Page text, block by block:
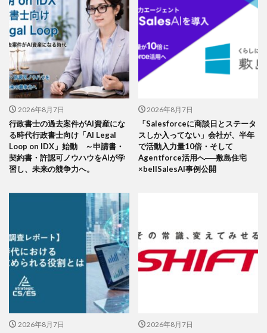
2026年8月7日
行政書士の過去案件がAI資産にな
る時代行政書士向け「AI Legal
Loop on IDX」始動 ～申請書・
契約書・許認可ノウハウをAIが学
習し、未来の競争力へ。
2026年8月7日
「Salesforceに商談日とステータ
スしか入ってない」会社が、半年
で活動入力量10倍・そして
Agentforce活用へ──敷島住宅
×bellSalesAI事例公開
2026年8月7日 2026年8月7日